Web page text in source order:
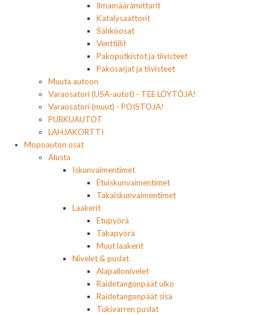
Ilmamäärämittarit
Katalysaattorit
Sähköosat
Venttiilit
Pakoputkistot ja tiivisteet
Pakosarjat ja tiivisteet
Muuta autoon
Varaosatori (USA-autot) - TEE LÖYTÖJÄ!
Varaosatori (muut) - POISTOJA!
PURKUAUTOT
LAHJAKORTTI
Mopoauton osat
Alusta
Iskunvaimentimet
Etuiskunvaimentimet
Takaiskunvaimentimet
Laakerit
Etupyörä
Takapyörä
Muut laakerit
Nivelet & puslat
Alapallonivelet
Raidetangonpäät ulko
Raidetangonpäät sisä
Tukivarren puslat